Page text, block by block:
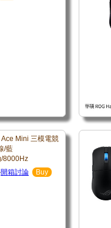
Mini 三模電競
/藍
8000Hz
開箱討論 Buy